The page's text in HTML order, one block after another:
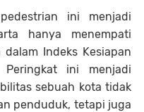
ini menjadi
hanya menempati
Indeks Kesiapan
Peringkat ini menjadi
sebuah kota tidak
penduduk, tetapi juga